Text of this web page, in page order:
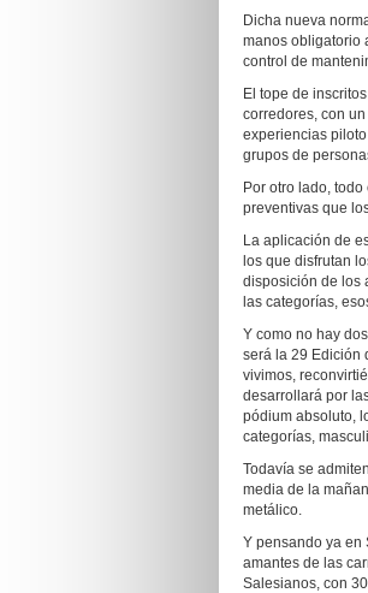
Dicha nueva
manos obligatorio
control de
El tope de
corredores, con
experiencias
grupos de
Por otro lado,
preventivas que
La aplicación de
los que disfrutan
disposición de los
las categorías,
Y como no hay
será la 29 Edición
vivimos,
desarrollará por
pódium absoluto,
categorías,
Todavía se
media de la
metálico.
Y pensando ya en
amantes de las
Salesianos, con